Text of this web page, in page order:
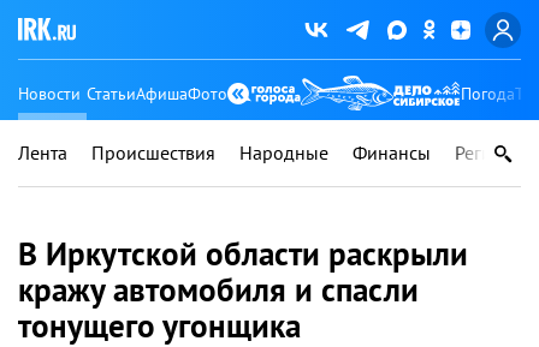
Новости СтатьиАфишаФото Погода
Лента Происшествия Народные Финансы Регионы
В Иркутской области раскрыли
кражу автомобиля и спасли
тонущего угонщика